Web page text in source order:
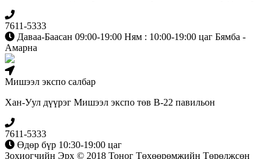
7611-5333
Даваа-Баасан 09:00-19:00 Ням : 10:00-19:00 цаг Бямба -
Амарна
Мишээл экспо салбар
Хан-Уул дүүрэг Мишээл экспо төв B-22 павильон
7611-5333
Өдөр бүр 10:30-19:00 цаг
Зохиогчийн Эрх © 2018 Тоног Төхөөрөмжийн Төрөлжсөн